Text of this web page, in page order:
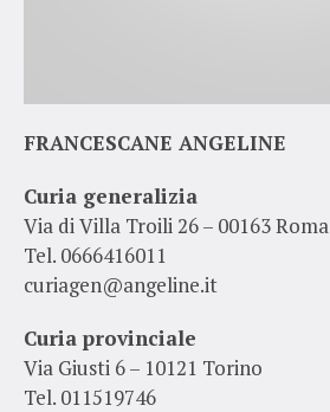
FRANCESCANE ANGELINE
Curia generalizia
Via di Villa Troili 26 – 00163 Roma
Tel. 0666416011
curiagen@angeline.it
Curia provinciale
Via Giusti 6 – 10121 Torino
Tel. 011519746